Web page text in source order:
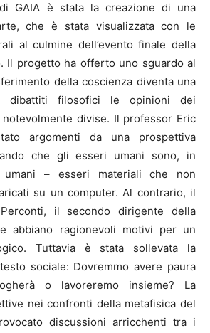
GAIA è stata la creazione di una
che è stata visualizzata con le
al culmine dell’evento finale della
Il progetto ha offerto uno sguardo al
della coscienza diventa una
dibattiti filosofici le opinioni dei
divise. Il professor Eric
argomenti da una prospettiva
che gli esseri umani sono, in
umani – esseri materiali che non
su un computer. Al contrario, il
il secondo dirigente della
abbiano ragionevoli motivi per un
Tuttavia è stata sollevata la
sociale: Dovremmo avere paura
o lavoreremo insieme? La
nei confronti della metafisica del
discussioni arricchenti tra i